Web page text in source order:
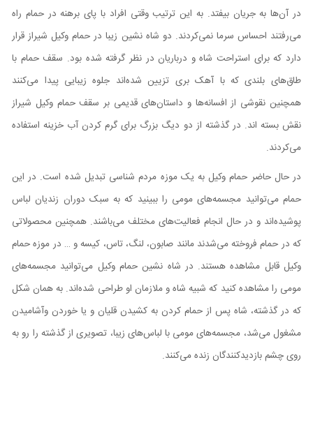
در آن‌ها به جریان بیفتد. به این ترتیب وقتی افراد با پای برهنه در حمام راه
می‌رفتند احساس سرما نمی‌کردند. دو شاه نشین زیبا در حمام وکیل شیراز قرار
دارد که برای استراحت شاه و درباریان در نظر گرفته شده بود. سقف حمام با
طاق‌های بلندی که با آهک بری تزیین شده‌اند جلوه زیبایی پیدا می‌کنند
همچنین نقوشی از افسانه‌ها و داستان‌های قدیمی بر سقف حمام وکیل شیراز
نقش بسته اند. در گذشته از دو دیگ بزرگ برای گرم کردن آب خزینه استفاده
می‌کردند.
در حال حاضر حمام وکیل به یک موزه مردم شناسی تبدیل شده است. در این
حمام می‌توانید مجسمه‌های مومی را ببینید که به سبک دوران زندیان لباس
پوشیده‌اند و در حال انجام فعالیت‌های مختلف می‌باشند. همچنین محصولاتی
که در حمام فروخته می‌شدند مانند صابون، لنگ، تاس، کیسه و … در موزه حمام
وکیل قابل مشاهده هستند. در شاه نشین حمام وکیل می‌توانید مجسمه‌های
مومی را مشاهده کنید که شبیه شاه و ملازمان او طراحی شده‌اند. به همان شکل
که در گذشته، شاه پس از حمام کردن به کشیدن قلیان و یا خوردن وآشامیدن
مشغول می‌شد، مجسمه‌های مومی با لباس‌های زیبا، تصویری از گذشته را رو به
روی چشم بازدیدکنندگان زنده می‌کنند.